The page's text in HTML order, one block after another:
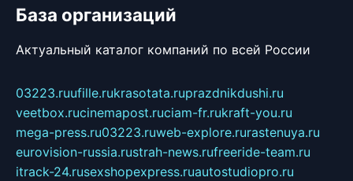
База организаций
Актуальный каталог компаний по всей России
03223.ruufille.rukrasotata.ruprazdnikdushi.ru
veetbox.rucinemapost.ruciam-fr.rukraft-you.ru
mega-press.ru03223.ruweb-explore.rurastenuya.ru
eurovision-russia.rustrah-news.rufreeride-team.ru
itrack-24.rusexshopexpress.ruautostudiopro.ru